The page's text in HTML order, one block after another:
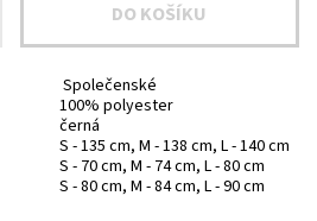
Společenské
100% polyester
černá
S - 135 cm, M - 138 cm, L - 140 cm
S - 70 cm, M - 74 cm, L - 80 cm
S - 80 cm, M - 84 cm, L - 90 cm